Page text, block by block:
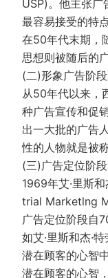
USP)。他主张
最容易接受的特
在50年代末期，
思想则被随后的
(二)形象广告阶段
从50年代以来，
种广告宣传和促
出一大批的广告
性的人物就是被
(三)广告定位阶段
1969年艾·里斯
trial Marketlng
广告定位阶段自
如艾·里斯和杰·
潜在顾客的心智
潜在顾客的心智